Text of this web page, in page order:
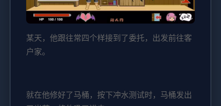
某天，他跟往常四个样接到了委托，出发前往客
户家。
就在他修好了马桶，按下冲水测试时，马桶发出